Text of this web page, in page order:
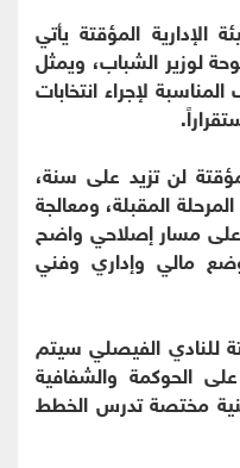
الإدارية المؤقتة يأتي
لوزير الشباب، ويمثل
لإجراء انتخابات
لن تزيد على سنة،
المقبلة، ومعالجة
على مسار إصلاحي واضح
مالي وإداري وفني
للنادي الفيصلي سيتم
الحوكمة والشفافية
مختصة تدرس الخطط